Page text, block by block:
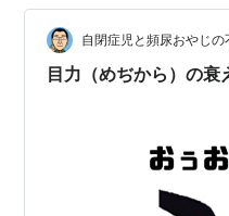
グ関連リンク
いように！ということと
いたい気持ちから…
自閉症児と頻尿おやじ
目力（めぢから）の衰